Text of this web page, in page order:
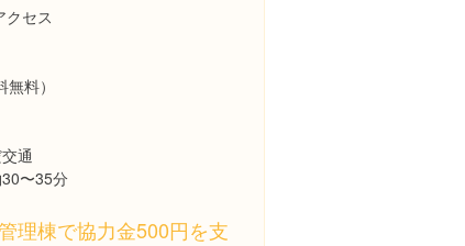
セス
料）
通
〜35分
理棟で協力金500円を支